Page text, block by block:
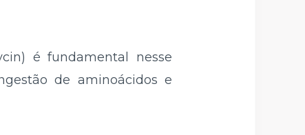
é fundamental nesse
de aminoácidos e